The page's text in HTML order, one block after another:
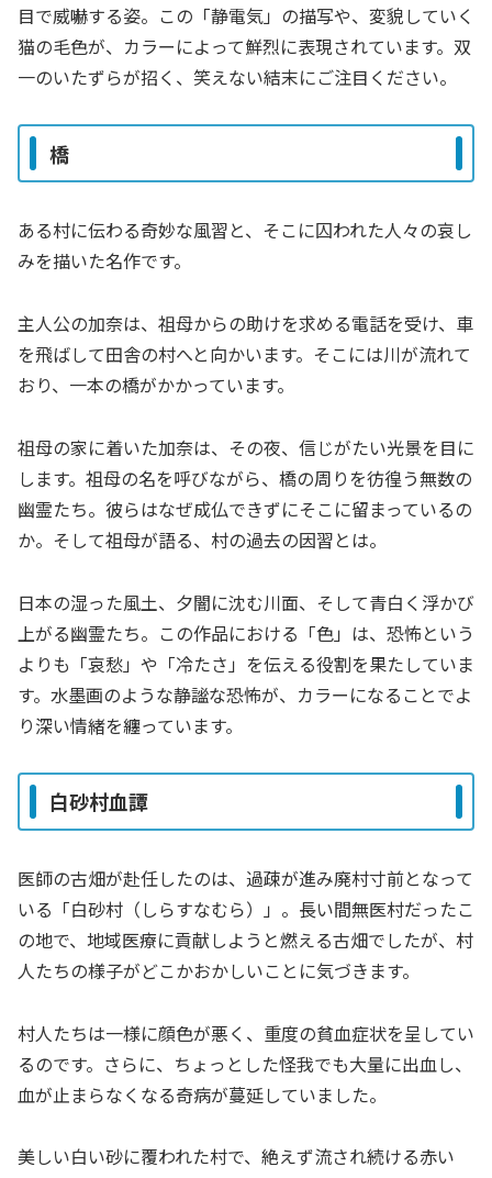
目で威嚇する姿。この「静電気」の描写や、変貌していく
猫の毛色が、カラーによって鮮烈に表現されています。双
一のいたずらが招く、笑えない結末にご注目ください。
橋
ある村に伝わる奇妙な風習と、そこに囚われた人々の哀し
みを描いた名作です。
主人公の加奈は、祖母からの助けを求める電話を受け、車
を飛ばして田舎の村へと向かいます。そこには川が流れて
おり、一本の橋がかかっています。
祖母の家に着いた加奈は、その夜、信じがたい光景を目に
します。祖母の名を呼びながら、橋の周りを彷徨う無数の
幽霊たち。彼らはなぜ成仏できずにそこに留まっているの
か。そして祖母が語る、村の過去の因習とは。
日本の湿った風土、夕闇に沈む川面、そして青白く浮かび
上がる幽霊たち。この作品における「色」は、恐怖という
よりも「哀愁」や「冷たさ」を伝える役割を果たしていま
す。水墨画のような静謐な恐怖が、カラーになることでよ
り深い情緒を纏っています。
白砂村血譚
医師の古畑が赴任したのは、過疎が進み廃村寸前となって
いる「白砂村（しらすなむら）」。長い間無医村だったこ
の地で、地域医療に貢献しようと燃える古畑でしたが、村
人たちの様子がどこかおかしいことに気づきます。
村人たちは一様に顔色が悪く、重度の貧血症状を呈してい
るのです。さらに、ちょっとした怪我でも大量に出血し、
血が止まらなくなる奇病が蔓延していました。
美しい白い砂に覆われた村で、絶えず流され続ける赤い